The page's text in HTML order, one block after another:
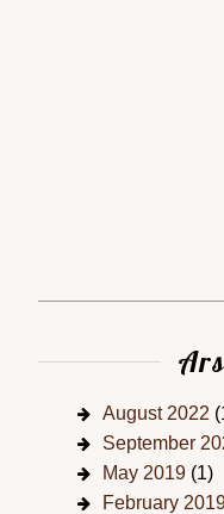
August 2022
September
May 2019 (1)
February